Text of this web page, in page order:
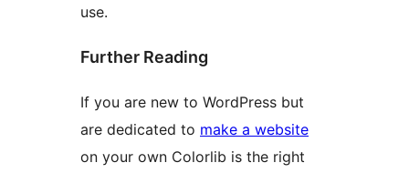
use.
Further Reading
If you are new to WordPress but
are dedicated to make a website
on your own Colorlib is the right